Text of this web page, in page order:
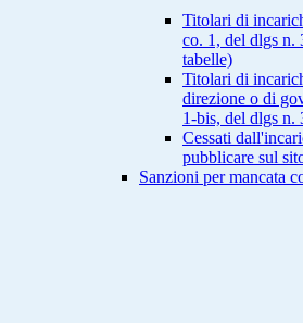
Titolari di
co. 1, del dlgs n.
tabelle)
Titolari di
direzione o di
1-bis, del dlgs n.
Cessati
pubblicare sul
Sanzioni per mancata